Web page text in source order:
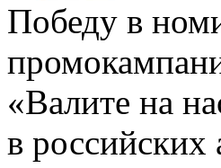
Победу в
«Валите на
в